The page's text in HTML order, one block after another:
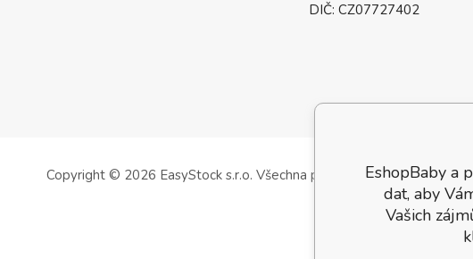
DIČ: CZ07727402
Copyright © 2026 EasyStock s.r.o. Všechna práva vyhrazena.EshopBaby a
dat, aby
Vašich